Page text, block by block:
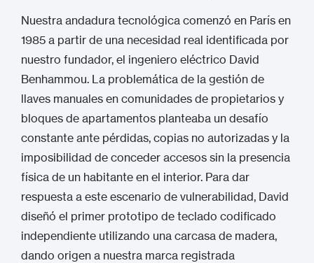
Nuestra andadura tecnológica comenzó en París en
1985 a partir de una necesidad real identificada por
nuestro fundador, el ingeniero eléctrico David
Benhammou. La problemática de la gestión de
llaves manuales en comunidades de propietarios y
bloques de apartamentos planteaba un desafío
constante ante pérdidas, copias no autorizadas y la
imposibilidad de conceder accesos sin la presencia
física de un habitante en el interior. Para dar
respuesta a este escenario de vulnerabilidad, David
diseñó el primer prototipo de teclado codificado
independiente utilizando una carcasa de madera,
dando origen a nuestra marca registrada